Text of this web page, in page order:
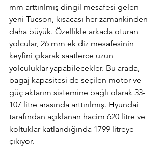
mm arttırılmış dingil mesafesi gelen
yeni Tucson, kısacası her zamankinden
daha büyük. Özellikle arkada oturan
yolcular, 26 mm ek diz mesafesinin
keyfini çıkarak saatlerce uzun
yolculuklar yapabilecekler. Bu arada,
bagaj kapasitesi de seçilen motor ve
güç aktarım sistemine bağlı olarak 33-
107 litre arasında arttırılmış. Hyundai
tarafından açıklanan hacim 620 litre ve
koltuklar katlandığında 1799 litreye
çıkıyor.